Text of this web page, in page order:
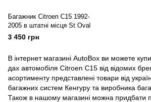
Багажник Citroen C15 1992-
2005 в штатні місця St Oval
3 450 грн
В інтернет магазині AutoBox ви можете
дах автомобіля Citroen C15 від відомих
асортименту представлені товари від
багажних систем Кенгуру та виробника
Також в нашому магазині можна придбати